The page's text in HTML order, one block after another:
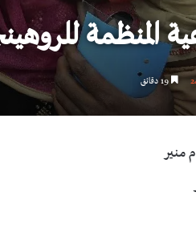
المنظمة
منير